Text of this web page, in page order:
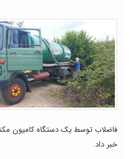
فاضلاب توسط یک دستگاه کامیون
خبر داد.